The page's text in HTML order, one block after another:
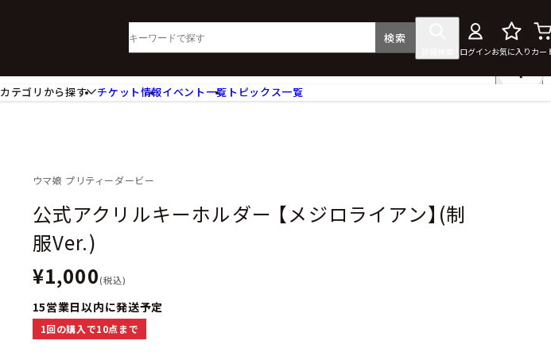
検索
ログインお気に入り カー
カテゴリから探す
カードスリーブ・カード収納ケース
アパレル小物
アクセサリー
コミック・小説
チケット情報イベント一覧 トピックス一覧
ウマ娘 プリティーダービー
公式アクリルキーホルダー 【メジロライアン】(制
服Ver.)
¥1,000(税込)
15営業日以内に発送予定
1回の購入で10点まで